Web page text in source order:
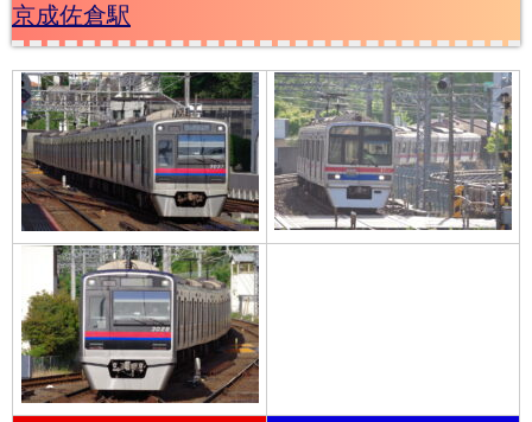
京成佐倉駅